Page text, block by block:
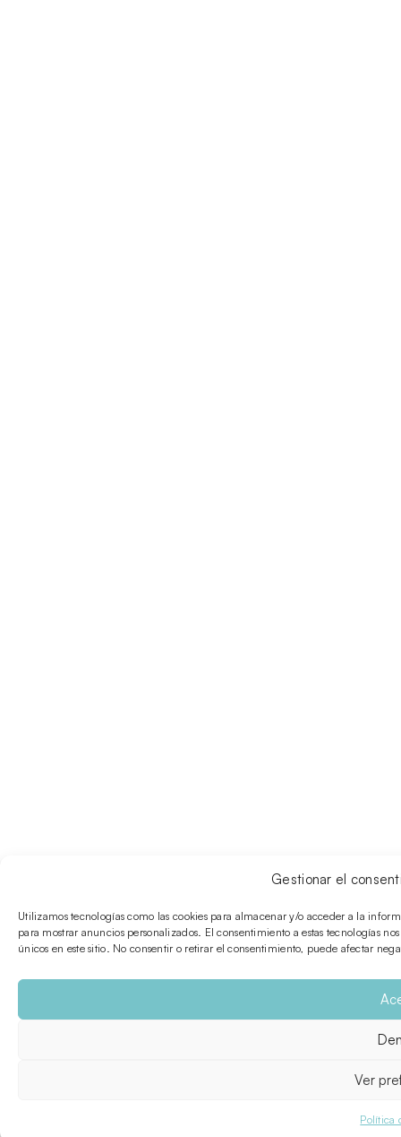
Gestionar el
Utilizamos tecnologías como las cookies para almacenar y/o acceder a la
para mostrar anuncios personalizados. El consentimiento a estas tecnologías
únicos en este sitio. No consentir o retirar el consentimiento, puede afectar
Ver
Política